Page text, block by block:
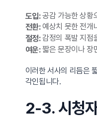
도입:공감 가능한 상황
전환:예상치 못한 전개
절정:감정의 폭발 지점
여운:짧은 문장이나 장
이러한 서사의 리듬은
각인됩니다.
2-3. 시청